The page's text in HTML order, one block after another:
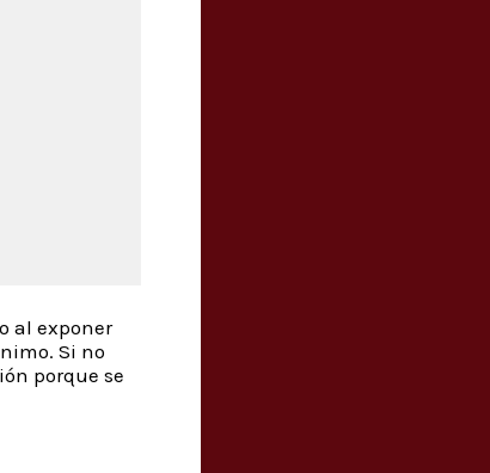
al exponer
Si no
porque se